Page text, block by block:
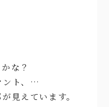
な？
ント、…
見えています。